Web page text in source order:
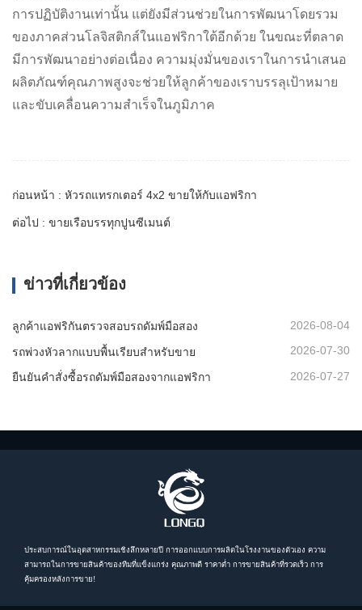
การปฏิบัติงานเท่านั้น แต่ยังมีส่วนช่วยในการพัฒนาโดยรวม
ของภาคส่วนโลจิสติกส์ในแอฟริกาใต้อีกด้วย ในขณะที่ตลาด
มีการพัฒนาอย่างต่อเนื่อง ความมุ่งมั่นของเราในการนำเสนอ
ผลิตภัณฑ์คุณภาพสูงจะช่วยให้ลูกค้าของเราบรรลุเป้าหมาย
และขับเคลื่อนความสำเร็จในภูมิภาค
ก่อนหน้า : หัวรถแทรกเตอร์ 4x2 ขายให้กับแอฟริกา
ต่อไป : ขายเรือบรรทุกปูนซีเมนต์
ข่าวที่เกี่ยวข้อง
ลูกค้าแอฟริกันตรวจสอบรถดัมพ์มือสอง 2026-08-04
รถพ่วงหัวลากแบบพื้นเรียบสำหรับขาย 2026-07-30
ยืนยันคำสั่งซื้อรถดัมพ์มือสองจากแอฟริกา 2026-07-27
ประสบการณ์ในอุตสาหกรรมเชิงลึกหลายปี การออกแบบการผลิตในโรงงานของตัวเอง ความ
สามารถในการขายสินค้าของทีมที่แข็งแกร่ง คุณภาพดี ราคาต่ำ การขายสินค้าที่รวดเร็ว การ
คุ้มครองหลังการขาย!